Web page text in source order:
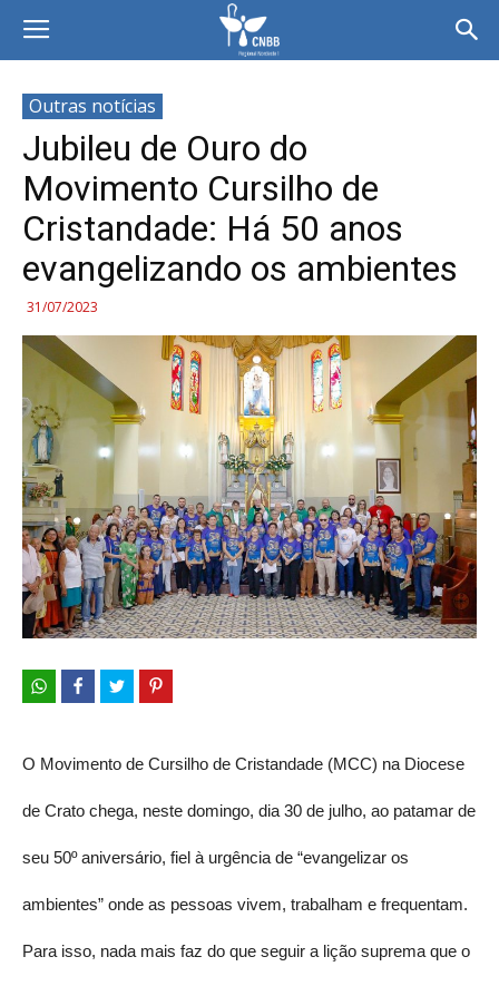
Outras notícias
Jubileu de Ouro do
Movimento Cursilho de
Cristandade: Há 50 anos
evangelizando os ambientes
31/07/2023
O Movimento de Cursilho de Cristandade (MCC) na Diocese
de Crato chega, neste domingo, dia 30 de julho, ao patamar de
seu 50º aniversário, fiel à urgência de “evangelizar os
ambientes” onde as pessoas vivem, trabalham e frequentam.
Para isso, nada mais faz do que seguir a lição suprema que o